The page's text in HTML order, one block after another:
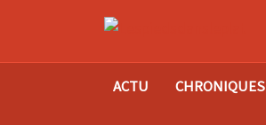
ACTU CHRONIQUES